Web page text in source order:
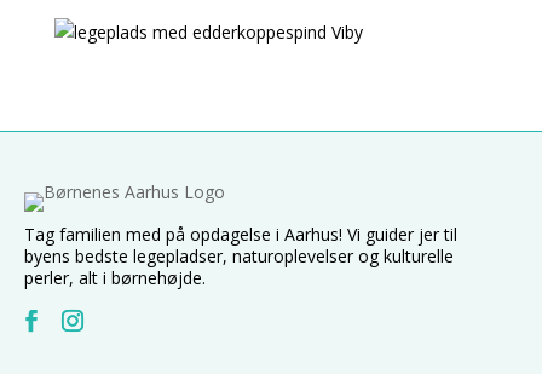
Tag familien med på opdagelse i Aarhus! Vi guider jer til
byens bedste legepladser, naturoplevelser og kulturelle
perler, alt i børnehøjde.